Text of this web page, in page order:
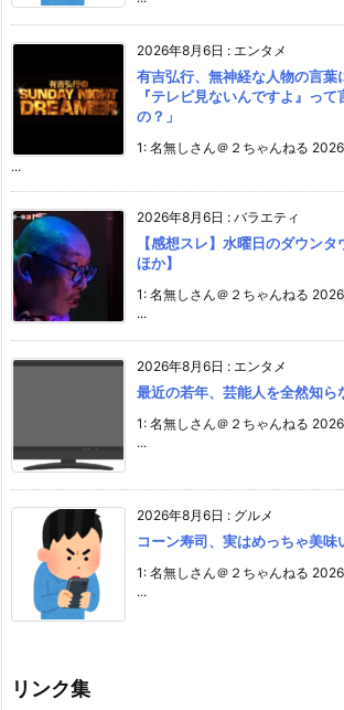
2026年8月6日 : エンタメ
有吉弘行、無神経な人物の言葉
『テレビ見ないんですよ』っ
の？」
1: 名無しさん＠２ちゃんねる
...
2026年8月6日 : バラエティ
【感想スレ】水曜日のダウン
ほか】
1: 名無しさん＠２ちゃんねる
...
2026年8月6日 : エンタメ
最近の若年、芸能人を全然知
1: 名無しさん＠２ちゃんねる
...
2026年8月6日 : グルメ
コーン寿司、実はめっちゃ美味
1: 名無しさん＠２ちゃんねる
...
リンク集